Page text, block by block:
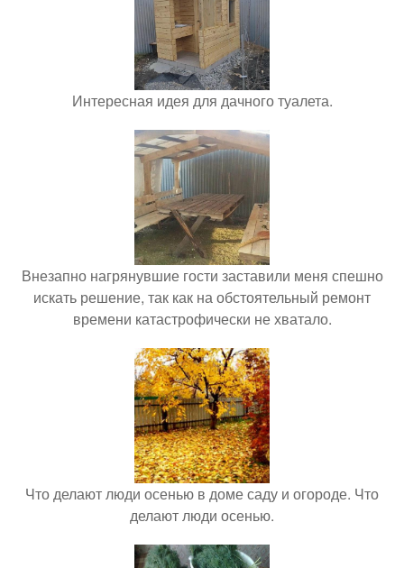
Интересная идея для дачного туалета.
Внезапно нагрянувшие гости заставили меня спешно
искать решение, так как на обстоятельный ремонт
времени катастрофически не хватало.
Что делают люди осенью в доме саду и огороде. Что
делают люди осенью.